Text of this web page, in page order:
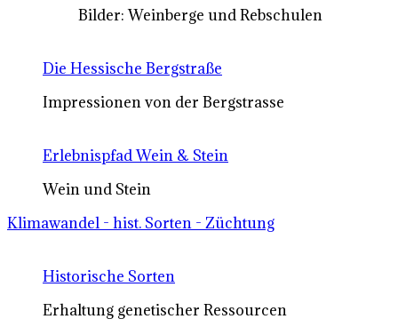
Bilder: Weinberge und Rebschulen
Die Hessische Bergstraße
Impressionen von der Bergstrasse
Erlebnispfad Wein & Stein
Wein und Stein
Klimawandel - hist. Sorten - Züchtung
Historische Sorten
Erhaltung genetischer Ressourcen